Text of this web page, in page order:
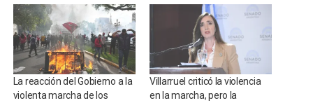
La reacción del Gobierno a la
violenta marcha de los
Villarruel criticó la violencia
en la marcha, pero la